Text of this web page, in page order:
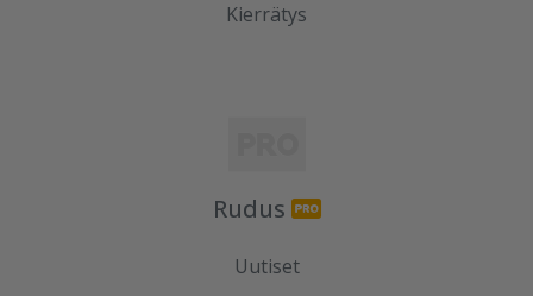
Kierrätys
Rudus
Uutiset